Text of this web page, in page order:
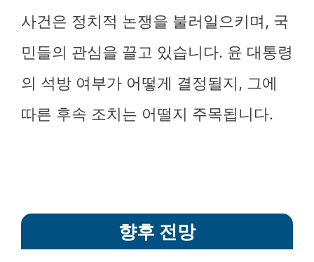
사건은 정치적 논쟁을 불러일으키며, 국
민들의 관심을 끌고 있습니다. 윤 대통령
의 석방 여부가 어떻게 결정될지, 그에
따른 후속 조치는 어떨지 주목됩니다.
향후 전망